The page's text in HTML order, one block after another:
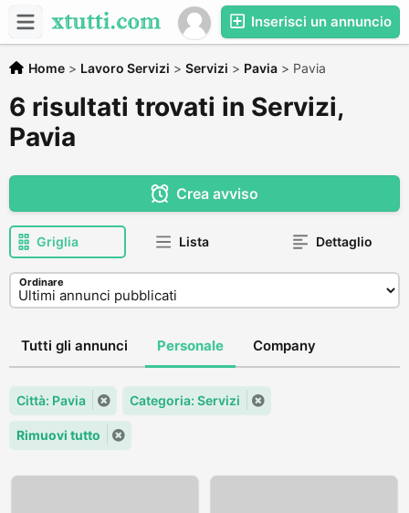
Inserisci un annuncio
Home > Lavoro Servizi > Servizi > Pavia > Pavia
6 risultati trovati in Servizi,
Pavia
Crea avviso
Griglia Lista Dettaglio
Ordinare
Tutti gli annunci Personale Company
Città: Pavia Categoria: Servizi
Rimuovi tutto